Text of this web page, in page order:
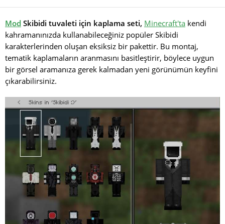
Mod Skibidi tuvaleti için kaplama seti, Minecraft'ta kendi
kahramanınızda kullanabileceğiniz popüler Skibidi
karakterlerinden oluşan eksiksiz bir pakettir. Bu montaj,
tematik kaplamaların aranmasını basitleştirir, böylece uygun
bir görsel aramanıza gerek kalmadan yeni görünümün keyfini
çıkarabilirsiniz.